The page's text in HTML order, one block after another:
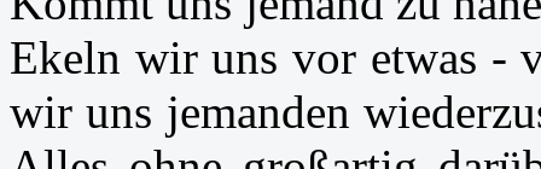
Ekeln wir uns vor etwas -
wir uns jemanden